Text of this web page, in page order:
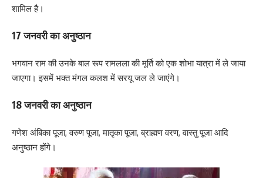
शामिल है।
17 जनवरी का अनुष्ठान
भगवान राम की उनके बाल रूप रामलला की मूर्ति को एक शोभा यात्रा में ले जाया
जाएगा। इसमें भक्त मंगल कलश में सरयू जल ले जाएंगे।
18 जनवरी का अनुष्ठान
गणेश अंबिका पूजा, वरुण पूजा, मातृका पूजा, ब्राह्मण वरण, वास्तु पूजा आदि
अनुष्ठान होंगे।